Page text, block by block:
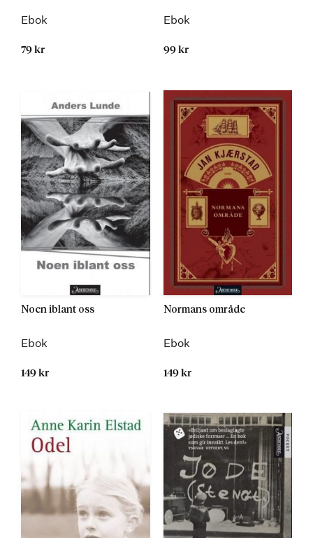
Ebok
79 kr
Ebok
99 kr
Noen iblant oss
Ebok
149 kr
Normans område
Ebok
149 kr